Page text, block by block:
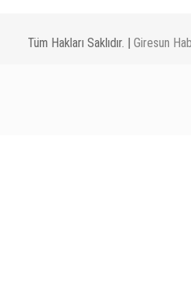
Tüm Hakları Saklıdır. | Giresun